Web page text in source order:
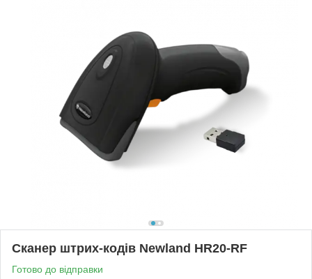
Сканер штрих-кодів Newland HR20-RF
Готово до відправки